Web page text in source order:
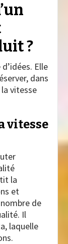
?
Elle
dans
vitesse
vitesse
la
et
de
Il
laquelle